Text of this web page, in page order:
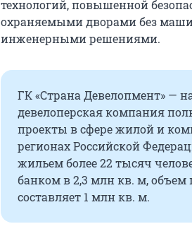
технологий, повышенной
охраняемыми дворами без
инженерными решениями.
ГК «Страна Девелопмент» —
девелоперская компания
проекты в сфере жилой и
регионах Российской
жильем более 22 тысяч
банком в 2,3 млн кв. м, объем
составляет 1 млн кв. м.